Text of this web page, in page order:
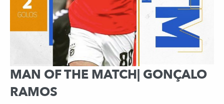
MAN OF THE MATCH| GONÇALO
RAMOS